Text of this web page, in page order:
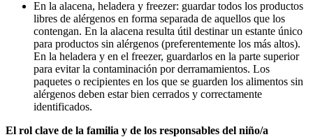
En la alacena, heladera y freezer: guardar todos los productos
libres de alérgenos en forma separada de aquellos que los
contengan. En la alacena resulta útil destinar un estante único
para productos sin alérgenos (preferentemente los más altos).
En la heladera y en el freezer, guardarlos en la parte superior
para evitar la contaminación por derramamientos. Los
paquetes o recipientes en los que se guarden los alimentos sin
alérgenos deben estar bien cerrados y correctamente
identificados.
El rol clave de la familia y de los responsables del niño/a